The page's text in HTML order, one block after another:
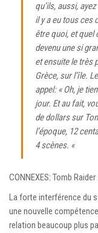
qu’ils, aussi,
il y a eu tous ces
être quoi, et quel
devenu une si
et ensuite le très
Grèce, sur l’île.
appel: « Oh, je
jour. Et au fait,
de dollars sur
l’époque, 12
4 scènes. «
CONNEXES: Tomb
La forte interférence du
une nouvelle
relation beaucoup plus